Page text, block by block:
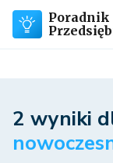
Poradnik
2 wyniki